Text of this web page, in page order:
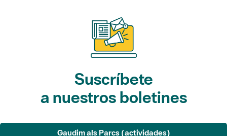
Suscríbete
a nuestros boletines
Gaudim als Parcs (actividades)